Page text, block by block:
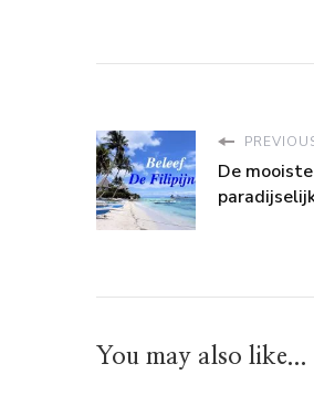
De
You may also like...